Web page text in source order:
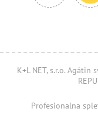
K+L NET, s.r.o. Agátin
Profesionalna